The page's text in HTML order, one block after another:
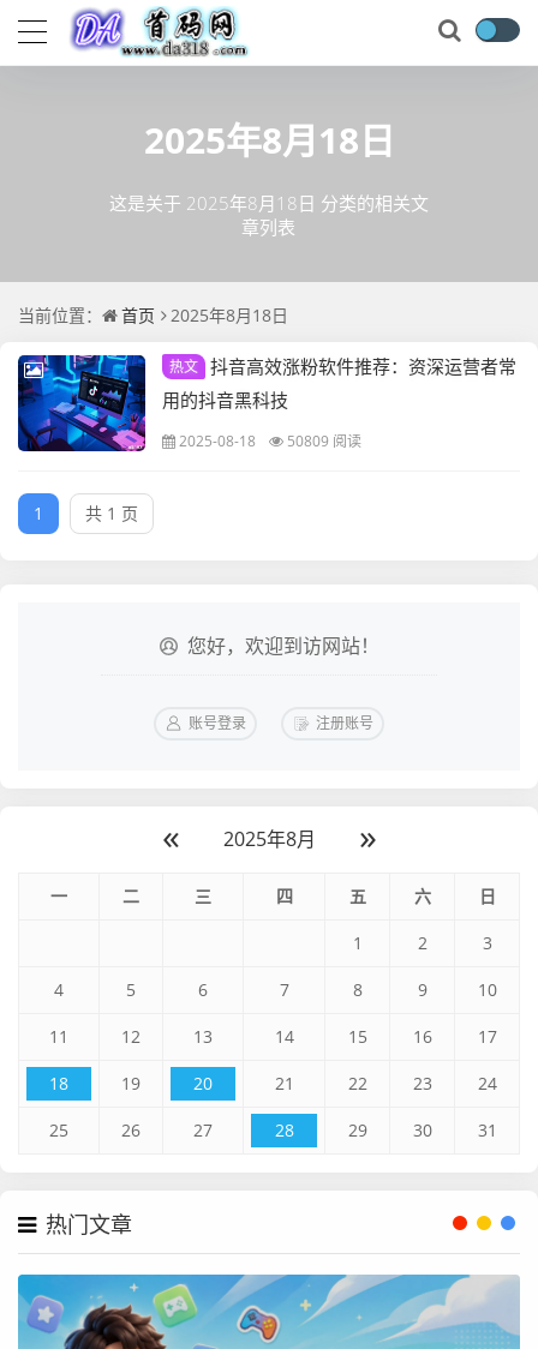
2025年8月18日
这是关于 2025年8月18日 分类的相关文
章列表
当前位置： 首页 2025年8月18日
热文 抖音高效涨粉软件推荐：资深运营者常
用的抖音黑科技
2025-08-18 50809 阅读
1 共 1 页
您好，欢迎到访网站！
账号登录 注册账号
« 2025年8月 »
一 二 三 四 五 六 日
1 2 3
4 5 6 7 8 9 10
11 12 13 14 15 16 17
18 19 20 21 22 23 24
25 26 27 28 29 30 31
热门文章